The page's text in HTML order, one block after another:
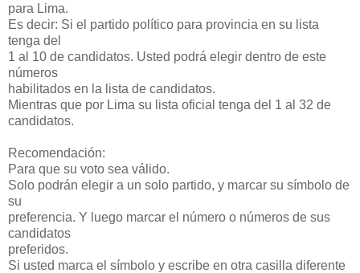
para Lima.
Es decir: Si el partido político para provincia en su lista
tenga del
1 al 10 de candidatos. Usted podrá elegir dentro de este
números
habilitados en la lista de candidatos.
Mientras que por Lima su lista oficial tenga del 1 al 32 de
candidatos.
Recomendación:
Para que su voto sea válido.
Solo podrán elegir a un solo partido, y marcar su símbolo de
su
preferencia. Y luego marcar el número o números de sus
candidatos
preferidos.
Si usted marca el símbolo y escribe en otra casilla diferente